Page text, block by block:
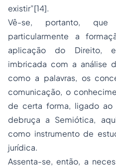
existir”[14].
Vê-se, portanto,
particularmente a
aplicação do Direito,
imbricada com a análise
como a palavras, os
comunicação, o
de certa forma, ligado
debruça a Semiótica,
como instrumento de
jurídica.
Assenta-se, então, a